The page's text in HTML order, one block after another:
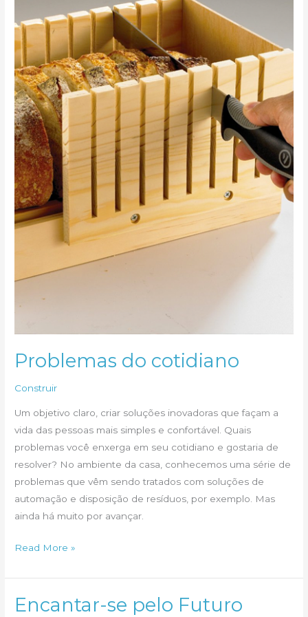
Problemas do cotidiano
Construir
Um objetivo claro, criar soluções inovadoras que façam a
vida das pessoas mais simples e confortável. Quais
problemas você enxerga em seu cotidiano e gostaria de
resolver? No ambiente da casa, conhecemos uma série de
problemas que vêm sendo tratados com soluções de
automação e disposição de resíduos, por exemplo. Mas
ainda há muito por avançar.
Problemas
cotidiano
Read More »
Encantar-se pelo Futuro